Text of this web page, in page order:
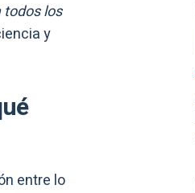
los
y
entre lo